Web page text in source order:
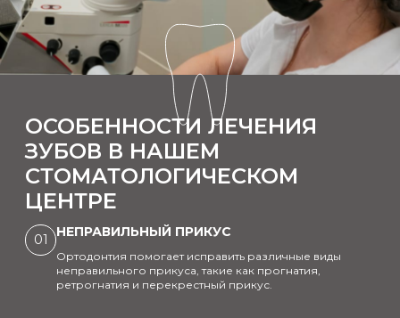
ОСОБЕННОСТИ ЛЕЧЕНИЯ
ЗУБОВ В НАШЕМ
СТОМАТОЛОГИЧЕСКОМ
ЦЕНТРЕ
01
НЕПРАВИЛЬНЫЙ ПРИКУС
Ортодонтия помогает исправить различные виды
неправильного прикуса, такие как прогнатия,
ретрогнатия и перекрестный прикус.